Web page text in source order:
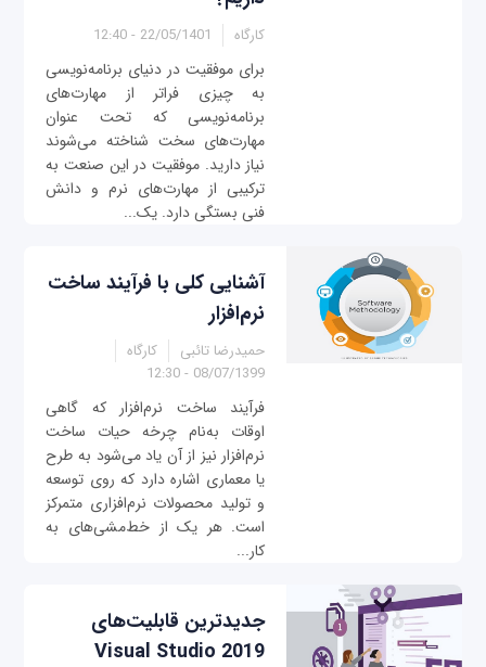
کارگاه 22/05/1401 - 12:40
برای موفقیت در دنیای برنامه‌نویسی
به چیزی فراتر از مهارت‌های
برنامه‌نویسی که تحت عنوان
مهارت‌های سخت شناخته می‌شوند
نیاز دارید. موفقیت در این صنعت به
ترکیبی از مهارت‌های نرم و دانش
فنی بستگی دارد. یک...
آشنایی کلی با فرآیند ساخت
نرم‌افزار
حمیدرضا تائبی
کارگاه
08/07/1399 - 12:30
فرآیند ساخت نرم‌افزار که گاهی
اوقات به‌نام چرخه حیات ساخت
نرم‌افزار نیز از آن یاد می‌شود به طرح
یا معماری اشاره دارد که روی توسعه
و تولید محصولات نرم‌افزاری متمرکز
است. هر یک از خط‌مشی‌های به
کار...
جدیدترین قابلیت‌های
Visual Studio 2019